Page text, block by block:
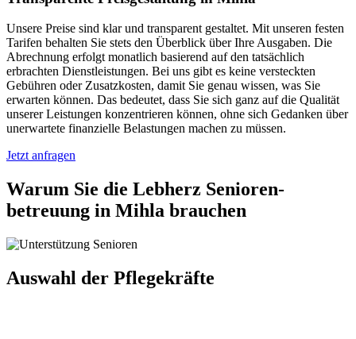
Unsere Preise sind klar und transparent gestaltet. Mit unseren festen
Tarifen behalten Sie stets den Überblick über Ihre Ausgaben. Die
Abrechnung erfolgt monatlich basierend auf den tatsächlich
erbrachten Dienstleistungen. Bei uns gibt es keine versteckten
Gebühren oder Zusatzkosten, damit Sie genau wissen, was Sie
erwarten können. Das bedeutet, dass Sie sich ganz auf die Qualität
unserer Leistungen konzentrieren können, ohne sich Gedanken über
unerwartete finanzielle Belastungen machen zu müssen.
Jetzt anfragen
Warum Sie die Lebherz Senioren­
betreuung in Mihla brauchen
Auswahl der Pflegekräfte